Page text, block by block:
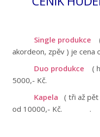
Single produkce
akordeon, zpěv ) je cena
Duo produkce
(
5000,- Kč.
Kapela ( tři až pět
od 10000,- Kč.
.